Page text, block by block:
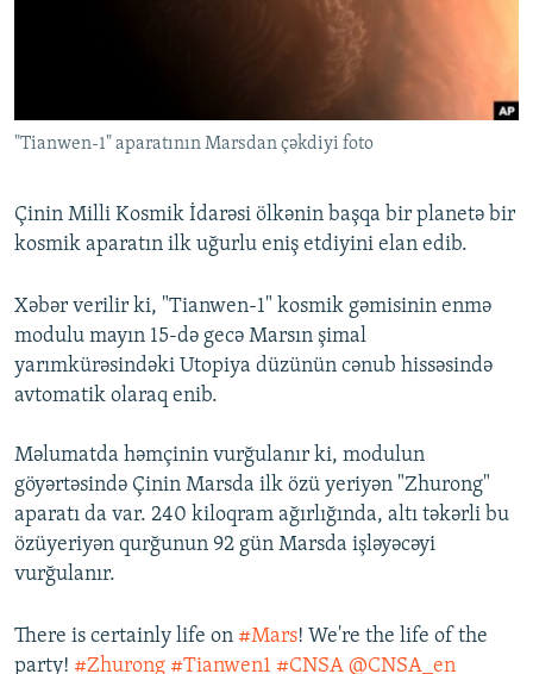
AZADLIQRADIOSU MOBIL TELEFONUNUZDA
XƏBƏR BÜLLETENLƏRIMIZ
RFE/RL-in bütün saytları
"Tianwen-1" aparatının Marsdan çəkdiyi foto
Çinin Milli Kosmik İdarəsi ölkənin başqa bir planetə bir
kosmik aparatın ilk uğurlu eniş etdiyini elan edib.
Xəbər verilir ki, "Tianwen-1" kosmik gəmisinin enmə
modulu mayın 15-də gecə Marsın şimal
yarımkürəsindəki Utopiya düzünün cənub hissəsində
avtomatik olaraq enib.
Məlumatda həmçinin vurğulanır ki, modulun
göyərtəsində Çinin Marsda ilk özü yeriyən "Zhurong"
aparatı da var. 240 kiloqram ağırlığında, altı təkərli bu
özüyeriyən qurğunun 92 gün Marsda işləyəcəyi
vurğulanır.
There is certainly life on #Mars! We're the life of the
party! #Zhurong #Tianwen1 #CNSA @CNSA_en